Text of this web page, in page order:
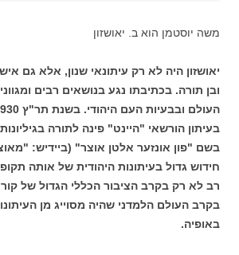
משה יוסטמן הוא ב. יאושזון
יאושזון היה לא רק עיתונאי שנון, אלא גם
ובן תורה. בכתיבתו נגע בנושאים רבים
בעיתון הורשאי "היינט" פינה לתורה
בשם "פון אונזער אלטן אוצר" (ביידיש:
חידוש גדול בעיתונות היהודית של אותה
רב לא רק בקרב הציבור הכללי הגדול של
בקרב העולם הלמדני שהיה מסוייג מן
באופיה.